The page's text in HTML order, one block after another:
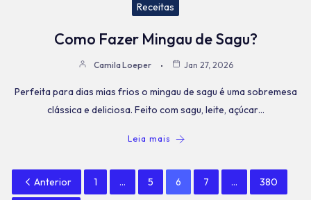
Receitas
Como Fazer Mingau de Sagu?
Camila Loeper Jan 27, 2026
Perfeita para dias mias frios o mingau de sagu é uma sobremesa
clássica e deliciosa. Feito com sagu, leite, açúcar…
Leia mais
Anterior 1 … 5 6 7 … 380